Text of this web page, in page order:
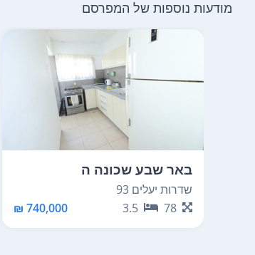
מודעות נוספות של המפרסם
באר שבע שכונה ה
שדרות יעלים 93
78
3.5
740,000 ₪